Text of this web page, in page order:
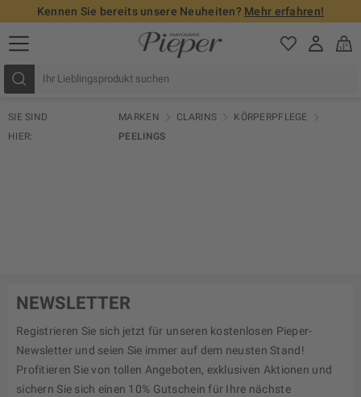
Kennen Sie bereits unsere Neuheiten? Mehr erfahren!
SIE SIND
HIER:
MARKEN CLARINS
KÖRPERPFLEGE
PEELINGS
NEWSLETTER
Registrieren Sie sich jetzt für unseren kostenlosen Pieper-
Newsletter und seien Sie immer auf dem neusten Stand!
Profitieren Sie von tollen Angeboten, exklusiven Aktionen und
sichern Sie sich einen 10% Gutschein für Ihre nächste